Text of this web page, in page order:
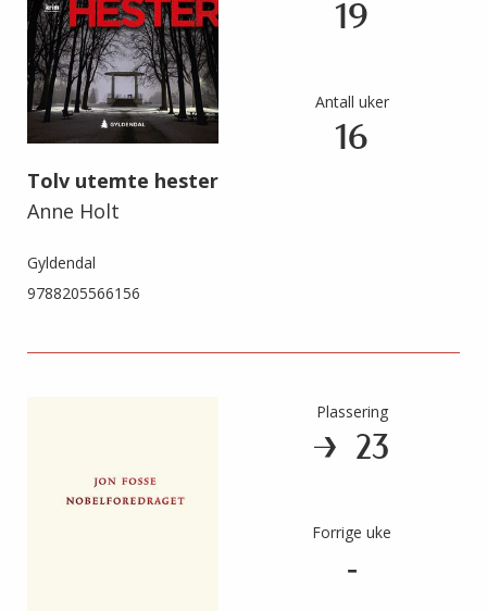
Tolv utemte hester
Anne Holt
Gyldendal
9788205566156
19
Antall uker
16
Plassering
23
Forrige uke
-